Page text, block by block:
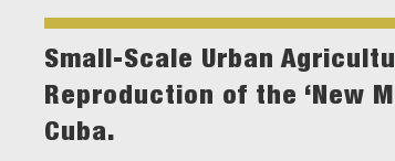
Small-Scale Urban
Reproduction of the ‘New
Cuba.